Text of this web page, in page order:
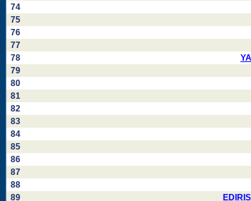
74
75
76
77
78
79
80
81
82
83
84
85
86
87
88
89